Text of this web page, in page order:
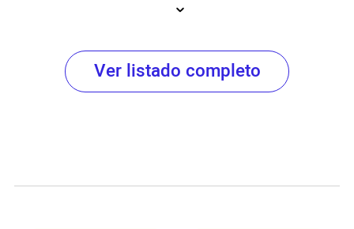
Ver listado completo